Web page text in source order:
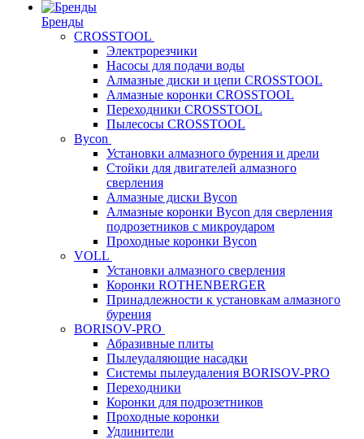
Бренды
CROSSTOOL
Электрорезчики
Насосы для подачи воды
Алмазные диски и цепи CROSSTOOL
Алмазные коронки CROSSTOOL
Переходники CROSSTOOL
Пылесосы CROSSTOOL
Bycon
Установки алмазного бурения и дрели
Стойки для двигателей алмазного
сверления
Алмазные диски Bycon
Алмазные коронки Bycon для сверления
подрозетников с микроударом
Проходные коронки Bycon
VOLL
Установки алмазного сверления
Коронки ROTHENBERGER
Принадлежности к установкам алмазного
бурения
BORISOV-PRO
Абразивные плиты
Пылеудаляющие насадки
Системы пылеудаления BORISOV-PRO
Переходники
Коронки для подрозетников
Проходные коронки
Удлинители